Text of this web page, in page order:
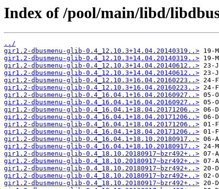
Index of /pool/main/libd/
../
gir1.2-dbusmenu-glib-0.4_12.10.3+14.04.20140319..>
gir1.2-dbusmenu-glib-0.4_12.10.3+14.04.20140319..>
gir1.2-dbusmenu-glib-0.4_12.10.3+14.04.20140612..>
gir1.2-dbusmenu-glib-0.4_12.10.3+14.04.20140612..>
gir1.2-dbusmenu-glib-0.4_12.10.3+16.04.20160223..>
gir1.2-dbusmenu-glib-0.4_12.10.3+16.04.20160223..>
gir1.2-dbusmenu-glib-0.4_16.04.1+16.04.20160927..>
gir1.2-dbusmenu-glib-0.4_16.04.1+16.04.20160927..>
gir1.2-dbusmenu-glib-0.4_16.04.1+18.04.20171206..>
gir1.2-dbusmenu-glib-0.4_16.04.1+18.04.20171206..>
gir1.2-dbusmenu-glib-0.4_16.04.1+18.04.20171206..>
gir1.2-dbusmenu-glib-0.4_16.04.1+18.04.20171206..>
gir1.2-dbusmenu-glib-0.4_16.04.1+18.10.20180917..>
gir1.2-dbusmenu-glib-0.4_16.04.1+18.10.20180917..>
gir1.2-dbusmenu-glib-0.4_18.10.20180917~bzr492+..>
gir1.2-dbusmenu-glib-0.4_18.10.20180917~bzr492+..>
gir1.2-dbusmenu-glib-0.4_18.10.20180917~bzr492+..>
gir1.2-dbusmenu-glib-0.4_18.10.20180917~bzr492+..>
gir1.2-dbusmenu-glib-0.4_18.10.20180917~bzr492+..>